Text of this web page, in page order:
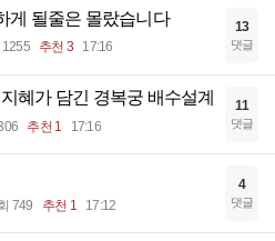
게 될줄은 몰랐습니다
1255 추천 3 17:16
13
댓글
혜가 담긴 경복궁 배수설계
추천 1 17:16
11
댓글
749 추천 1 17:12
4
댓글